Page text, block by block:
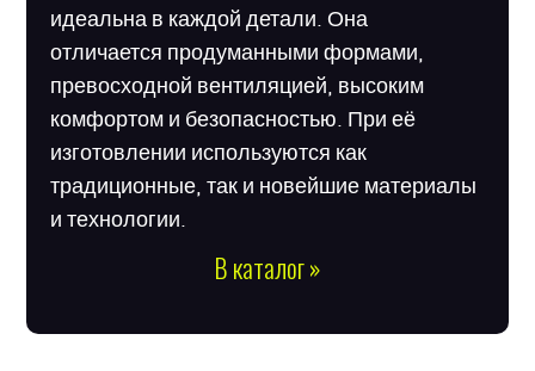
идеальна в каждой детали. Она
отличается продуманными формами,
превосходной вентиляцией, высоким
комфортом и безопасностью. При её
изготовлении используются как
традиционные, так и новейшие материалы
и технологии.
В каталог »